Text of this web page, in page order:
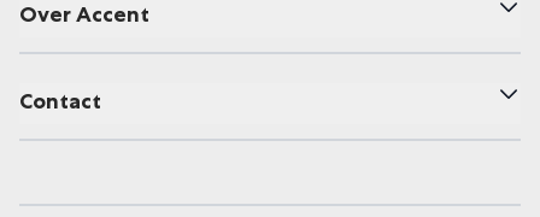
Over Accent
Contact